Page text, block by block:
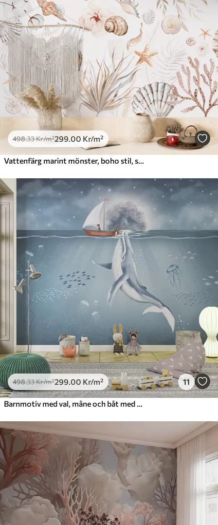
498.33Kr/m²299.00 Kr/m²
Vattenfärg marint mönster, boho stil, snäckskal, koraller, bomull, beige färger
498.33Kr/m²299.00 Kr/m² 11
Barnmotiv med val, måne och båt med barn